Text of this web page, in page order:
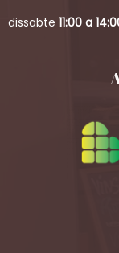
dissabte 11:00 a